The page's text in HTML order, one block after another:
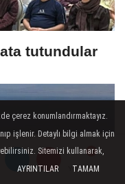
Yorumlar
Yorumlar
tutundular
çerez konumlandırmaktayız.
işlenir. Detaylı bilgi almak için
Sitemizi kullanarak,
AYRINTILAR TAMAM